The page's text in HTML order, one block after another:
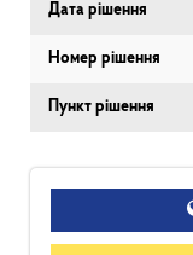
Дата рішення
Номер рішення
Пункт рішення